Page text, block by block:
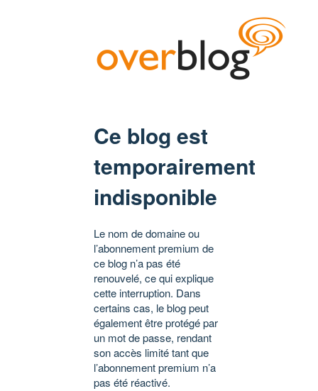
Ce blog est
temporairement
indisponible
Le nom de domaine ou
l’abonnement premium de
ce blog n’a pas été
renouvelé, ce qui explique
cette interruption. Dans
certains cas, le blog peut
également être protégé par
un mot de passe, rendant
son accès limité tant que
l’abonnement premium n’a
pas été réactivé.